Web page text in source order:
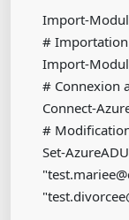
Import-
# Importation
Import-
# Connexion
Connect-
#
Set-